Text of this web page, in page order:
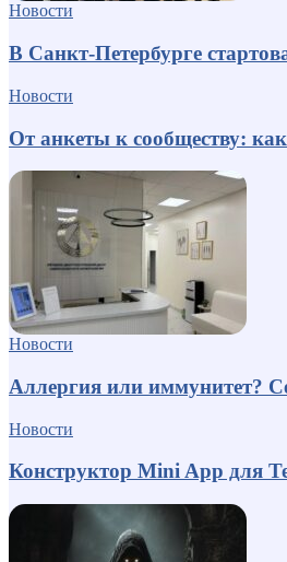
Новости
В Санкт-Петербурге
Новости
От анкеты к сообществу:
Новости
Аллергия или иммунитет?
Новости
Конструктор Mini App для